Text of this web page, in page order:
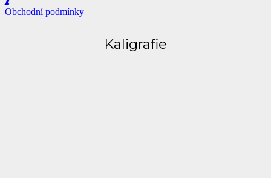
Obchodní podmínky
Kaligrafie